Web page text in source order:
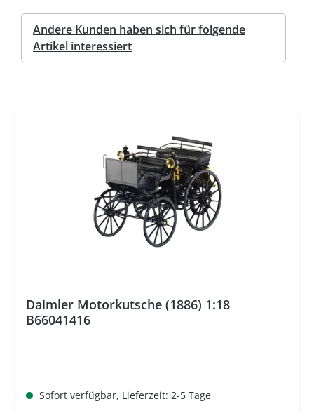
Andere Kunden haben sich für folgende
Artikel interessiert
Daimler Motorkutsche (1886) 1:18
B66041416
Sofort verfügbar, Lieferzeit: 2-5 Tage